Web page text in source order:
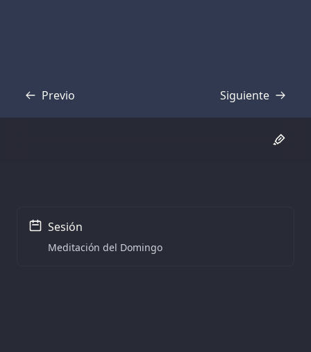
Previo
Transcripción Siguiente
Transcripción
Sesión
Meditación del Domingo